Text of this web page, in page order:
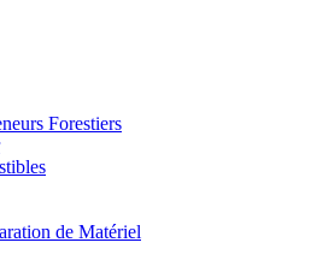
Forestiers
de Matériel